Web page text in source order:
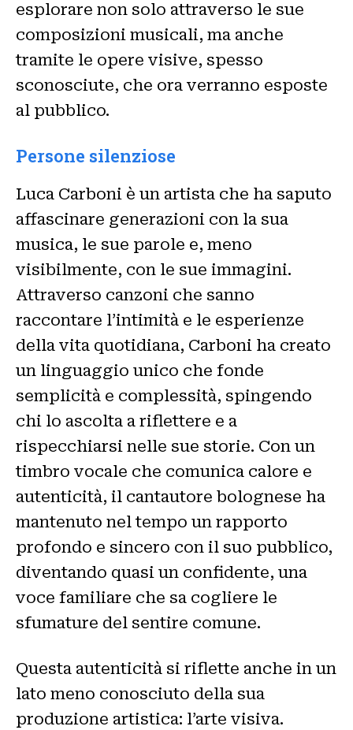
esplorare non solo attraverso le sue
composizioni musicali, ma anche
tramite le opere visive, spesso
sconosciute, che ora verranno esposte
al pubblico.
Persone silenziose
Luca Carboni è un artista che ha saputo
affascinare generazioni con la sua
musica, le sue parole e, meno
visibilmente, con le sue immagini.
Attraverso canzoni che sanno
raccontare l’intimità e le esperienze
della vita quotidiana, Carboni ha creato
un linguaggio unico che fonde
semplicità e complessità, spingendo
chi lo ascolta a riflettere e a
rispecchiarsi nelle sue storie. Con un
timbro vocale che comunica calore e
autenticità, il cantautore bolognese ha
mantenuto nel tempo un rapporto
profondo e sincero con il suo pubblico,
diventando quasi un confidente, una
voce familiare che sa cogliere le
sfumature del sentire comune.
Questa autenticità si riflette anche in un
lato meno conosciuto della sua
produzione artistica: l’arte visiva.